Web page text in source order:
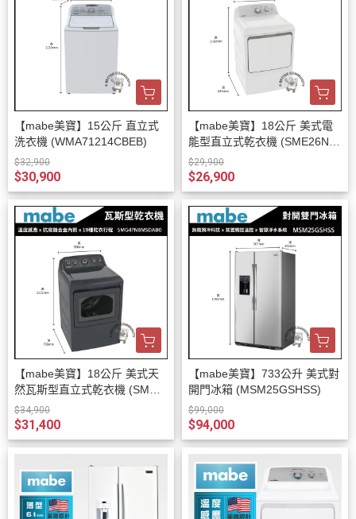
【mabe美寶】15公斤 直立式
洗衣機 (WMA71214CBEB)
$32,900
$30,900
【mabe美寶】18公斤 美式電
能型直立式乾衣機 (SME26N5
XNBBT)
$29,900
$26,900
【mabe美寶】18公斤 美式天
然瓦斯型直立式乾衣機 (SMG4
7N8MSDAB0)
$34,900
$31,400
【mabe美寶】733公升 美式對
開門冰箱 (MSM25GSHSS)
$99,000
$94,000